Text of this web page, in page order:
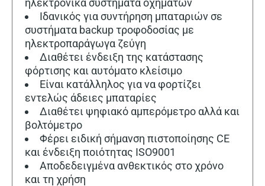
ηλεκτρονικά συστήματα οχημάτων
Ιδανικός για συντήρηση μπαταριών σε
συστήματα backup τροφοδοσίας με
ηλεκτροπαράγωγα ζεύγη
Διαθέτει ένδειξη της κατάστασης
φόρτισης και αυτόματο κλείσιμο
Είναι κατάλληλος για να φορτίζει
εντελώς άδειες μπαταρίες
Διαθέτει ψηφιακό αμπερόμετρο αλλά και
βολτόμετρο
Φέρει ειδική σήμανση πιστοποίησης CE
και ένδειξη ποιότητας ISO9001
Αποδεδειγμένα ανθεκτικός στο χρόνο
και τη χρήση